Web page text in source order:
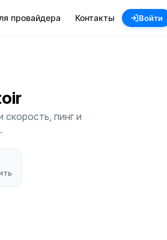
провайдера Контакты Войти
пинг и